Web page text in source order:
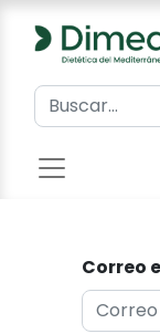
Correo